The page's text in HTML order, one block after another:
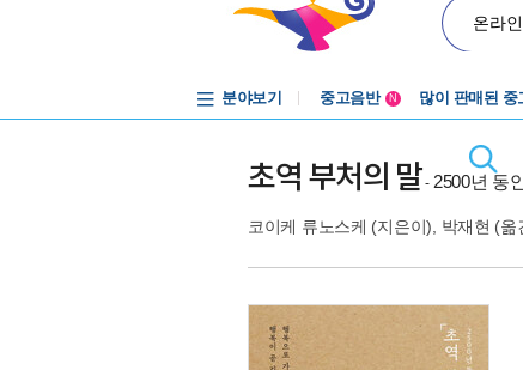
온라
분야보기
중고음반
중고음반
N 많이 판매된 중
초역 부처의 말- 2500년 동
코이케 류노스케 (지은이), 박재현 (옮